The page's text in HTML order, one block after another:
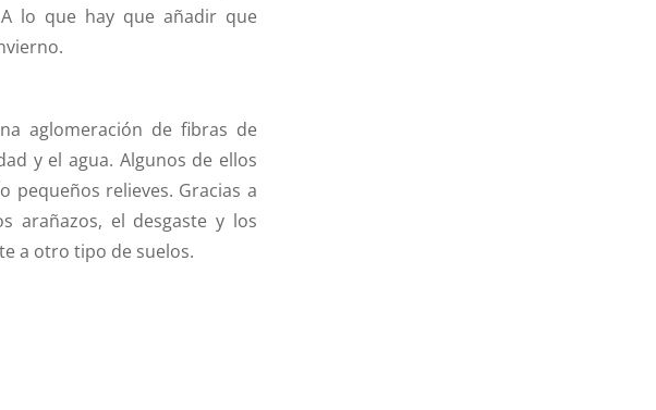
lo que hay que añadir que
aglomeración de fibras de
y el agua. Algunos de ellos
pequeños relieves. Gracias a
arañazos, el desgaste y los
a otro tipo de suelos.